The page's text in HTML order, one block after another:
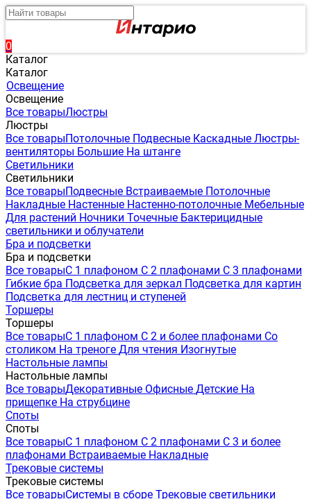
0
Каталог
Каталог
Освещение
Освещение
Все товарыЛюстры
Люстры
Все товарыПотолочные Подвесные Каскадные Люстры-
вентиляторы Большие На штанге
Светильники
Светильники
Все товарыПодвесные Встраиваемые Потолочные
Накладные Настенные Настенно-потолочные Мебельные
Для растений Ночники Точечные Бактерицидные
светильники и облучатели
Бра и подсветки
Бра и подсветки
Все товарыС 1 плафоном С 2 плафонами С 3 плафонами
Гибкие бра Подсветка для зеркал Подсветка для картин
Подсветка для лестниц и ступеней
Торшеры
Торшеры
Все товарыС 1 плафоном С 2 и более плафонами Со
столиком На треноге Для чтения Изогнутые
Настольные лампы
Настольные лампы
Все товарыДекоративные Офисные Детские На
прищепке На струбцине
Споты
Споты
Все товарыС 1 плафоном С 2 плафонами С 3 и более
плафонами Встраиваемые Накладные
Трековые системы
Трековые системы
Все товарыСистемы в сборе Трековые светильники